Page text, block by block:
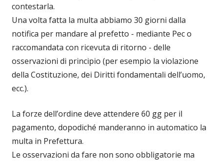
contestarla.
Una volta fatta la multa abbiamo 30 giorni dalla
notifica per mandare al prefetto - mediante Pec o
raccomandata con ricevuta di ritorno - delle
osservazioni di principio (per esempio la violazione
della Costituzione, dei Diritti fondamentali dell’uomo,
ecc.).
La forze dell’ordine deve attendere 60 gg per il
pagamento, dopodiché manderanno in automatico la
multa in Prefettura.
Le osservazioni da fare non sono obbligatorie ma